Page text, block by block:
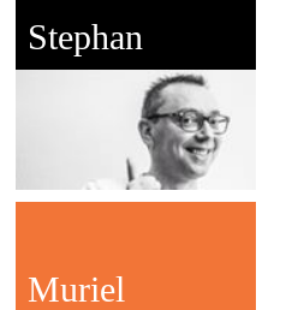
Stephan
Muriel